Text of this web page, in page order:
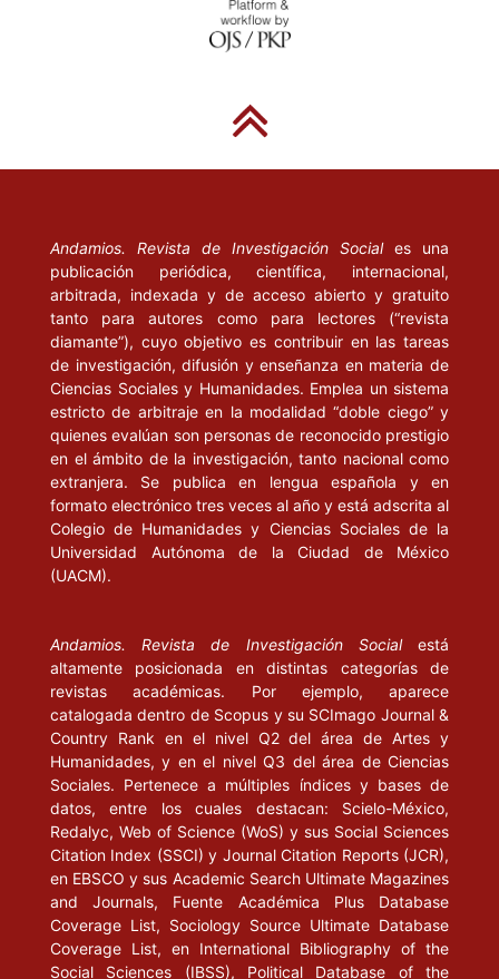
GIDDENS, Anthony (2002). “An interview with Anthony Giddens”
en Sociology. [Consulta: 6 de febrero, 2002].
Investigación sobre los orígenes del cambio social. Buenos Aires:
Amorrourtu.
_____ (1993), “From space to place and back again: reflectiones
on the condition of postmodernity” en J. Bird, B. Curtis, T.
Putman, G.
Robertson, y L. Tickner (eds.), Maping the Futures. Local
Cultures, Global Change. London: Routledge.
HEISSENBERG, Werner (1998), “El debate entre Platón y
Demócrito” en Ken Wilber, Cuestiones cuánticas. Escritos místicos
de los físicos más famosos del mundo, 5ª ed. Barcelona, Kairós.
Society on Line. The Internet in Context. USA: SAGE.
HUYSEEN, Andreas (2002), En busca del futuro perdido. Cultura
y memoria en tiempos de la globalización. México: Fondo de
Cultura Económica/ Instituto Goethe.
JENSEN, Klaus B. (2001), “Modelos comunicantes: la importancia
de los modelos para la investigación sobre los mundos de la
internet” en Comunicación y Sociedad, núm. 40. México:
Universidad de Guadalajara.
_____ (1995), The Social Semiotics of Mass Communication.
London: SAGE.
Andamios. Revista de Investigación Social es una
publicación periódica, científica, internacional,
arbitrada, indexada y de acceso abierto y gratuito
tanto para autores como para lectores (“revista
diamante”), cuyo objetivo es contribuir en las tareas
de investigación, difusión y enseñanza en materia de
Ciencias Sociales y Humanidades. Emplea un sistema
estricto de arbitraje en la modalidad “doble ciego” y
quienes evalúan son personas de reconocido prestigio
en el ámbito de la investigación, tanto nacional como
extranjera. Se publica en lengua española y en
formato electrónico tres veces al año y está adscrita al
Colegio de Humanidades y Ciencias Sociales de la
Universidad Autónoma de la Ciudad de México
(UACM).
Andamios. Revista de Investigación Socialestá
altamente posicionada en distintas categorías de
revistas académicas. Por ejemplo, aparece
catalogada dentro de Scopus y su SCImago Journal &
Country Rank en el nivel Q2 del área de Artes y
Humanidades, y en el nivel Q3 del área de Ciencias
Sociales. Pertenece a múltiples índices y bases de
datos, entre los cuales destacan: Scielo-México,
Redalyc, Web of Science (WoS) y sus Social Sciences
Citation Index (SSCI) y Journal Citation Reports (JCR),
en EBSCO y sus Academic Search Ultimate Magazines
and Journals, Fuente Académica Plus Database
Coverage List, Sociology Source Ultimate Database
Coverage List, en International Bibliography of the
Social Sciences (IBSS), Political Database of the